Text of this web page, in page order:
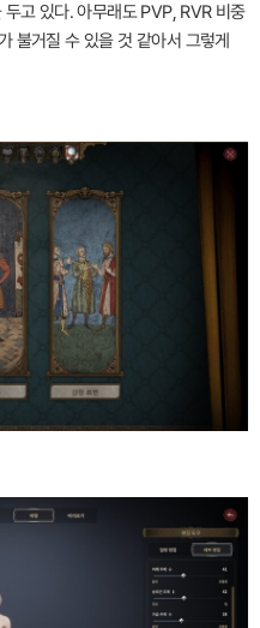
고 있다. 아무래도 PVP, RVR 비중
불거질 수 있을 것 같아서 그렇게